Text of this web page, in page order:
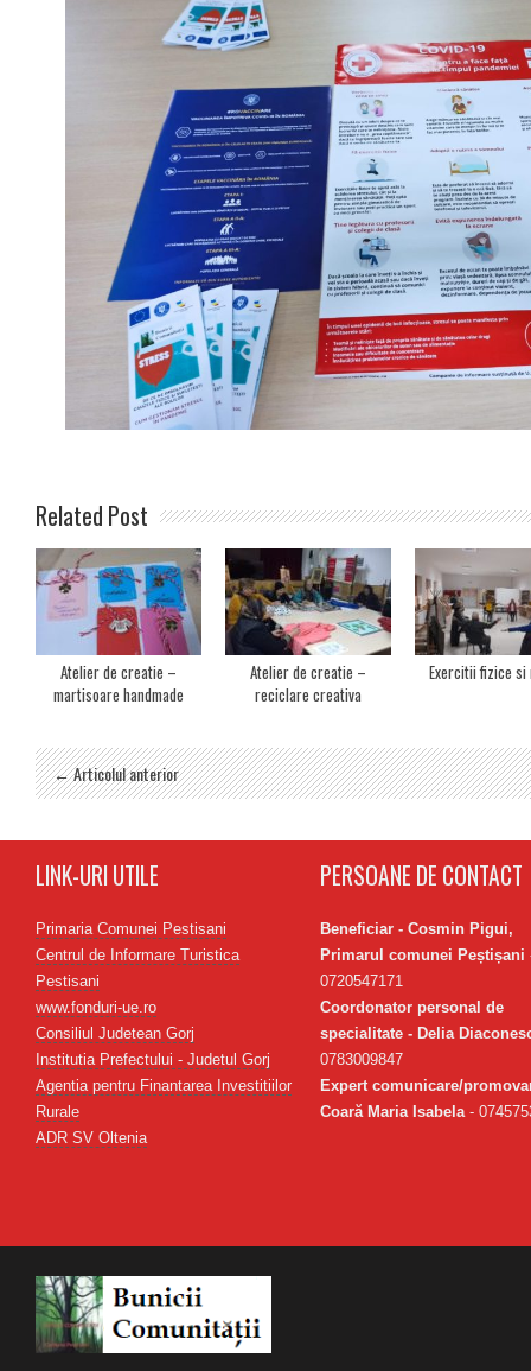
Related Post
Atelier de creatie –
martisoare handmade
Atelier de creatie –
reciclare creativa
Exercitii fizice si
← Articolul anterior
LINK-URI UTILE
Primaria Comunei Pestisani
Centrul de Informare Turistica
Pestisani
www.fonduri-ue.ro
Consiliul Judetean Gorj
Institutia Prefectului - Judetul Gorj
Agentia pentru Finantarea Investitiilor
Rurale
ADR SV Oltenia
PERSOANE DE CONTACT
Beneficiar - Cosmin Pigui,
Primarul comunei Peștișani
0720547171
Coordonator personal de
specialitate - Delia
0783009847
Expert comunicare/
Coară Maria Isabela-